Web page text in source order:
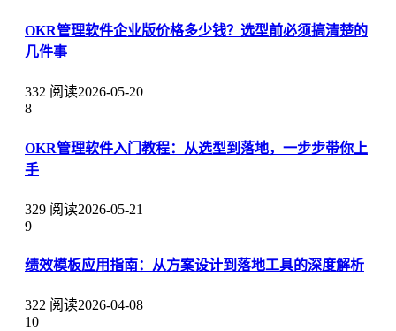
OKR管理软件企业版价格多少钱？选型前必须搞清楚的
几件事
332 阅读2026-05-20
8
OKR管理软件入门教程：从选型到落地，一步步带你上
手
329 阅读2026-05-21
9
绩效模板应用指南：从方案设计到落地工具的深度解析
322 阅读2026-04-08
10